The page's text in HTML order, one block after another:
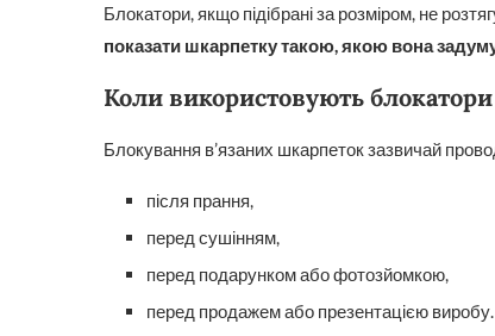
Блокатори, якщо підібрані за розміром, не
показати шкарпетку такою, якою вона
Коли використовують блокатори
Блокування в’язаних шкарпеток зазвичай
після прання,
перед сушінням,
перед подарунком або фотозйомкою,
перед продажем або презентацією виробу.